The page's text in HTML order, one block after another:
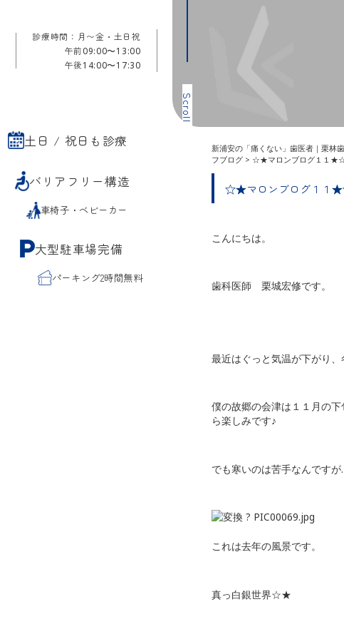
診療時間：月〜金・土日祝
午前09:00〜13:00
午後14:00〜17:30
土日 / 祝日も診療
バリアフリー構造
車椅子・ベビーカー
大型駐車場完備
パーキング2時間無料
Scroll
新浦安の「痛くない」歯医者｜栗林
フブログ > ☆★マロンブログ１１
☆★マロンブログ１１
こんにちは。
歯科医師 栗城宏修です。
最近はぐっと気温が下がり、
僕の故郷の会津は１１月の
ら楽しみです♪
でも寒いのは苦手なんですが
これは去年の風景です。
真っ白銀世界☆★